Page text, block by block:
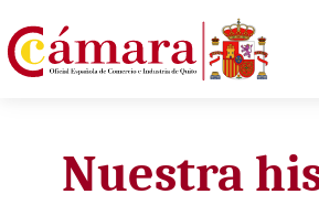
Nuestra